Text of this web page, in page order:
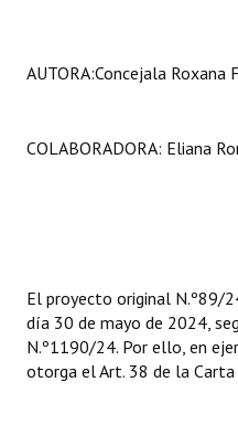
AUTORA:Concejala Roxana
COLABORADORA: Eliana
El proyecto original N.º89/
día 30 de mayo de 2024,
N.º1190/24. Por ello, en
otorga el Art. 38 de la Carta